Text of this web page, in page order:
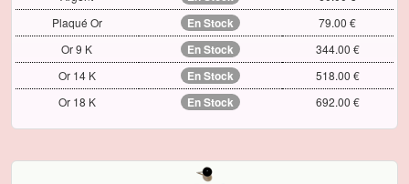
Plaqué Or
En Stock
79.00 €
Or 9 K
En Stock
344.00 €
Or 14 K
En Stock
518.00 €
Or 18 K
En Stock 692.00 €